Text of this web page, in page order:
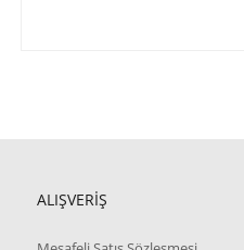
ALIŞVERİŞ